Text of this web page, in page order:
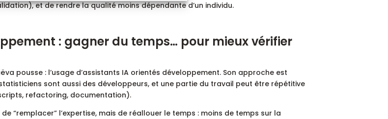
et de rendre la qualité moins dépendante d’un individu.
: gagner du temps… pour mieux vérifier
pousse : l’usage d’assistants IA orientés développement. Son approche est
sont aussi des développeurs, et une partie du travail peut être répétitive
refactoring, documentation).
de “remplacer” l’expertise, mais de réallouer le temps : moins de temps sur la